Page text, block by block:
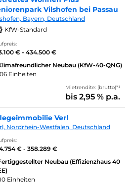
Vilshofen bei Passau
Bayern, Deutschland
KfW-Standard
€ - 434.500 €
Neubau (KfW-40-QNG)
Einheiten
Mietrendite: (brutto)*¹
bis 2,95 % p.a.
Verl
Nordrhein-Westfalen, Deutschland
€ - 358.289 €
Neubau (Effizienzhaus 40
Einheiten